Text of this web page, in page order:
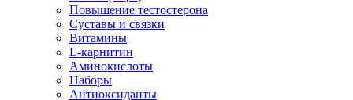
Повышение тестостерона
Суставы и связки
Витамины
L-карнитин
Аминокислоты
Наборы
Антиоксиданты